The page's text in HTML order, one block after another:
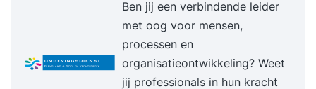
Ben jij een verbindende leider
met oog voor mensen,
processen en
organisatieontwikkeling? Weet
jij professionals in hun kracht